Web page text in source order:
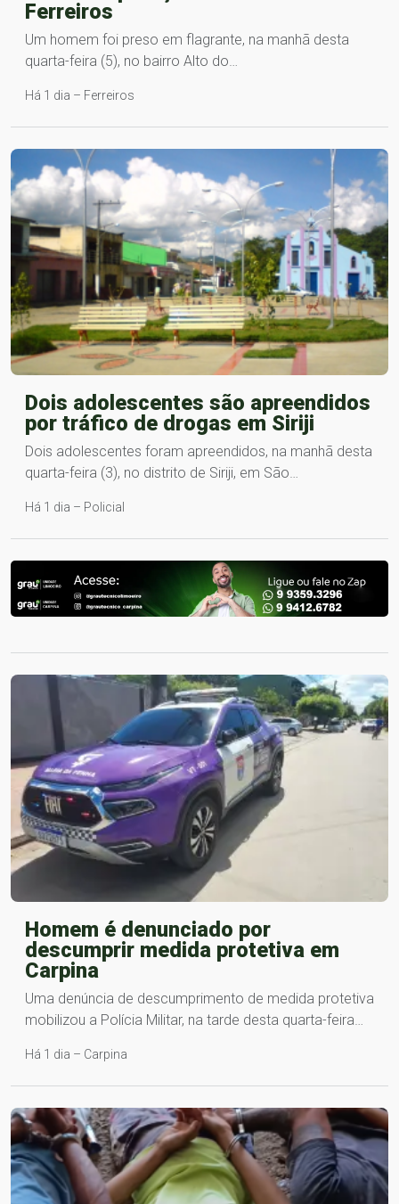
Ferreiros
Um homem foi preso em flagrante, na manhã desta
quarta-feira (5), no bairro Alto do…
Há 1 dia – Ferreiros
Dois adolescentes são apreendidos
por tráfico de drogas em Siriji
Dois adolescentes foram apreendidos, na manhã desta
quarta-feira (3), no distrito de Siriji, em São…
Há 1 dia – Policial
Homem é denunciado por
descumprir medida protetiva em
Carpina
Uma denúncia de descumprimento de medida protetiva
mobilizou a Polícia Militar, na tarde desta quarta-feira…
Há 1 dia – Carpina